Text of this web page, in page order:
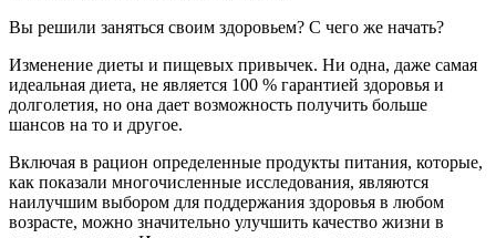
Вы решили заняться своим здоровьем? С чего же начать?
Изменение диеты и пищевых привычек. Ни одна, даже самая
идеальная диета, не является 100 % гарантией здоровья и
долголетия, но она дает возможность получить больше
шансов на то и другое.
Включая в рацион определенные продукты питания, которые,
как показали многочисленные исследования, являются
наилучшим выбором для поддержания здоровья в любом
возрасте, можно значительно улучшить качество жизни в